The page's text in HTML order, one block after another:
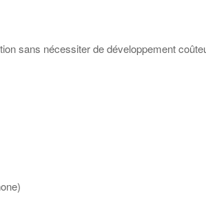
sans nécessiter de développement